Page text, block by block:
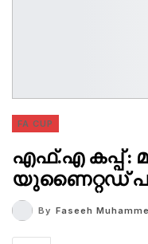
FA CUP
എഫ്.എ കപ്പ് :
യുണൈറ്റഡ്
By Faseeh